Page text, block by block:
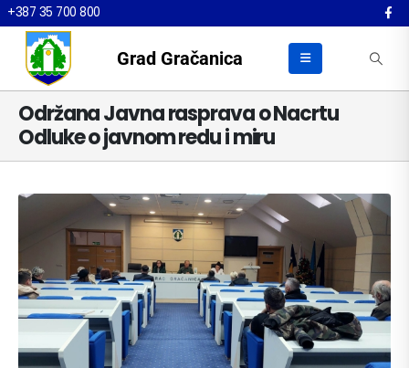
+387 35 700 800
Grad Gračanica
Održana Javna rasprava o Nacrtu
Odluke o javnom redu i miru